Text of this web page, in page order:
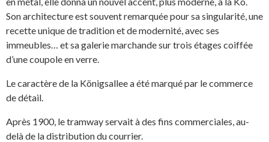
Son architecture est souvent remarquée pour sa singularité, une
recette unique de tradition et de modernité, avec ses
immeubles… et sa galerie marchande sur trois étages coiffée
d’une coupole en verre.
Le caractère de la Königsallee a été marqué par le commerce
de détail.
Après 1900, le tramway servait à des fins commerciales, au-
delà de la distribution du courrier.